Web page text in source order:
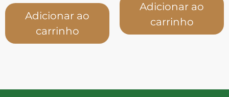
Adicionar ao
carrinho
Adicionar ao
carrinho